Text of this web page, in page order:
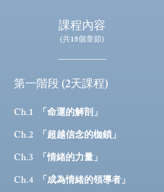
課程內容
​(共18個章節)
第一階段 (2天課程)
Ch.1 「命運的解剖」
Ch.2 「超越信念的枷鎖」
Ch.3 「情緒的力量」
Ch.4 「成為情緒的領導者」